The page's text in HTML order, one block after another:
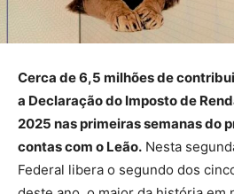
Cerca de 6,5 milhões de
a Declaração do Imposto de
2025 nas primeiras semanas do
contas com o Leão. Nesta
Federal libera o segundo dos